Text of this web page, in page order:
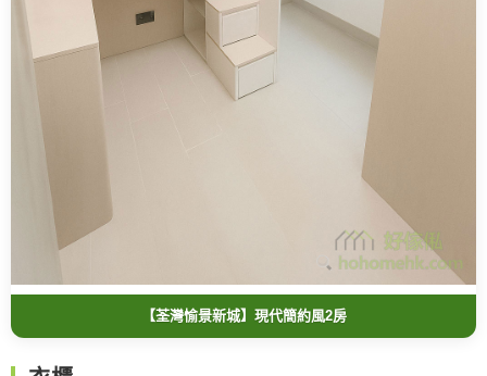
【荃灣愉景新城】現代簡約風2房